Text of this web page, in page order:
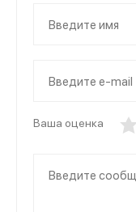
Ваша оценка